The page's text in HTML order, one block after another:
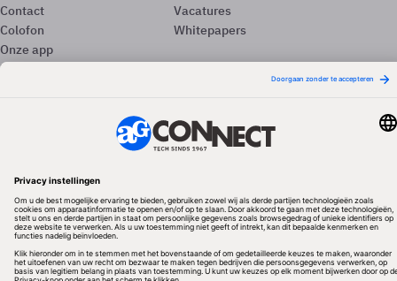
Contact
Colofon
Onze app
Privacyinstellingen
Vacatures
Whitepapers
Redactionele partner
Algemene Voorwaarden & Copyrights